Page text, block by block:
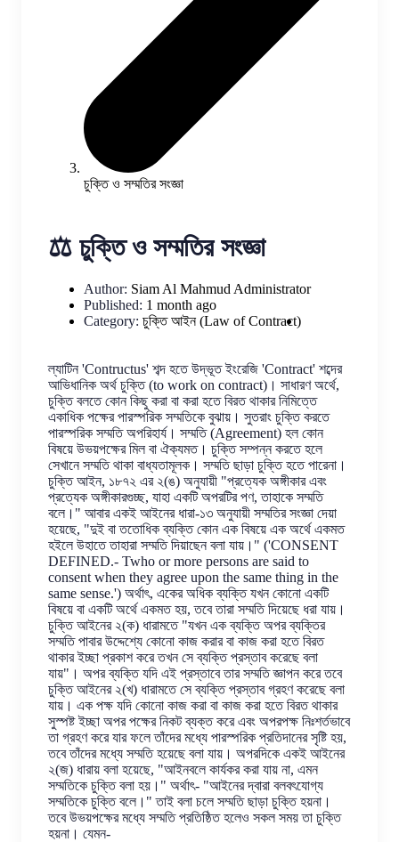
চুক্তি ও সম্মতির সংজ্ঞা
⚖️ চুক্তি ও সম্মতির সংজ্ঞা
Author: Siam Al Mahmud Administrator
Published: 1 month ago
Category: চুক্তি আইন (Law of Contract)
ল্যাটিন 'Contructus' শব্দ হতে উদ্ভূত ইংরেজি 'Contract' শব্দের
আভিধানিক অর্থ চুক্তি (to work on contract)। সাধারণ অর্থে,
চুক্তি বলতে কোন কিছু করা বা করা হতে বিরত থাকার নিমিত্তে
একাধিক পক্ষের পারস্পরিক সম্মতিকে বুঝায়। সুতরাং চুক্তি করতে
পারস্পরিক সম্মতি অপরিহার্য। সম্মতি (Agreement) হল কোন
বিষয়ে উভয়পক্ষের মিল বা ঐক্যমত। চুক্তি সম্পন্ন করতে হলে
সেখানে সম্মতি থাকা বাধ্যতামূলক। সম্মতি ছাড়া চুক্তি হতে পারেনা।
চুক্তি আইন, ১৮৭২ এর ২(ঙ) অনুযায়ী "প্রত্যেক অঙ্গীকার এবং
প্রত্যেক অঙ্গীকারগুচ্ছ, যাহা একটি অপরটির পণ, তাহাকে সম্মতি
বলে।" আবার একই আইনের ধারা-১৩ অনুযায়ী সম্মতির সংজ্ঞা দেয়া
হয়েছে, "দুই বা ততোধিক ব্যক্তি কোন এক বিষয়ে এক অর্থে একমত
হইলে উহাতে তাহারা সম্মতি দিয়াছেন বলা যায়।" ('CONSENT
DEFINED.- Twho or more persons are said to
consent when they agree upon the same thing in the
same sense.') অর্থাৎ, একের অধিক ব্যক্তি যখন কোনো একটি
বিষয়ে বা একটি অর্থে একমত হয়, তবে তারা সম্মতি দিয়েছে ধরা যায়।
চুক্তি আইনের ২(ক) ধারামতে "যখন এক ব্যক্তি অপর ব্যক্তির
সম্মতি পাবার উদ্দেশ্যে কোনো কাজ করার বা কাজ করা হতে বিরত
থাকার ইচ্ছা প্রকাশ করে তখন সে ব্যক্তি প্রস্তাব করেছে বলা
যায়"। অপর ব্যক্তি যদি এই প্রস্তাবে তার সম্মতি জ্ঞাপন করে তবে
চুক্তি আইনের ২(খ) ধারামতে সে ব্যক্তি প্রস্তাব গ্রহণ করেছে বলা
যায়। এক পক্ষ যদি কোনো কাজ করা বা কাজ করা হতে বিরত থাকার
সুস্পষ্ট ইচ্ছা অপর পক্ষের নিকট ব্যক্ত করে এবং অপরপক্ষ নিঃশর্তভাবে
তা গ্রহণ করে যার ফলে তাঁদের মধ্যে পারস্পরিক প্রতিদানের সৃষ্টি হয়,
তবে তাঁদের মধ্যে সম্মতি হয়েছে বলা যায়। অপরদিকে একই আইনের
২(জ) ধারায় বলা হয়েছে, "আইনবলে কার্যকর করা যায় না, এমন
সম্মতিকে চুক্তি বলা হয়।" অর্থাৎ- "আইনের দ্বারা বলবৎযোগ্য
সম্মতিকে চুক্তি বলে।" তাই বলা চলে সম্মতি ছাড়া চুক্তি হয়না।
তবে উভয়পক্ষের মধ্যে সম্মতি প্রতিষ্ঠিত হলেও সকল সময় তা চুক্তি
হয়না। যেমন-